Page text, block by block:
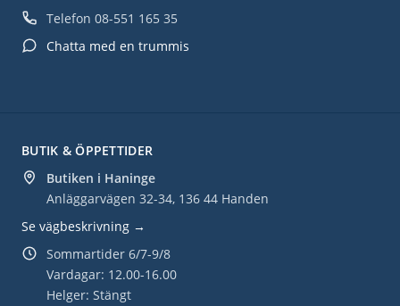
BUTIK & ÖPPETTIDER
Butiken i Haninge
Anläggarvägen 32-34, 136 44 Handen
Se vägbeskrivning →
Sommartider 6/7-9/8
Vardagar: 12.00-16.00
Helger: Stängt
Telefon 08-551 165 35
Chatta med en trummis